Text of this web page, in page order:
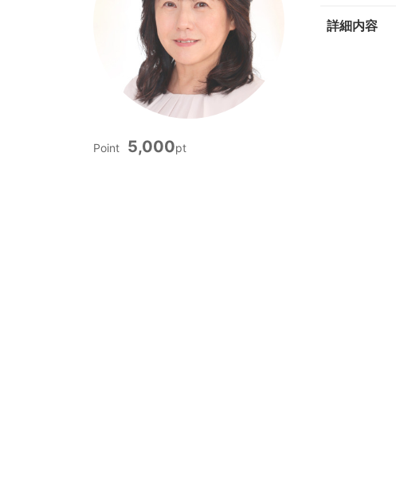
Point 5,000pt
詳細内容